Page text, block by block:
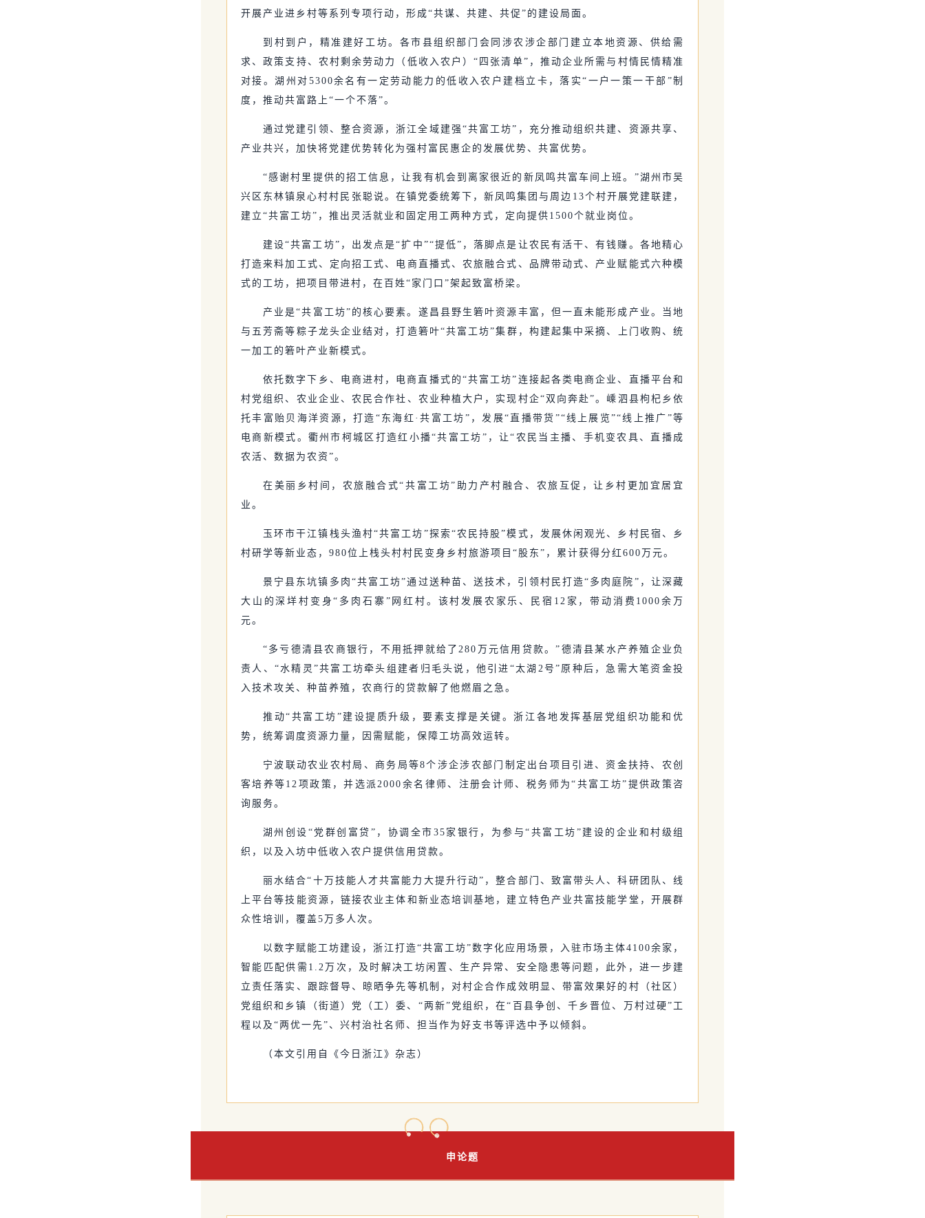
开展产业进乡村等系列专项行动，形成“共谋、共建、共促”的建设局面。
到村到户，精准建好工坊。各市县组织部门会同涉农涉企部门建立本地资源、供给需
求、政策支持、农村剩余劳动力（低收入农户）“四张清单”，推动企业所需与村情民情精准
对接。湖州对5300余名有一定劳动能力的低收入农户建档立卡，落实“一户一策一干部”制
度，推动共富路上“一个不落”。
通过党建引领、整合资源，浙江全域建强“共富工坊”，充分推动组织共建、资源共享、
产业共兴，加快将党建优势转化为强村富民惠企的发展优势、共富优势。
“感谢村里提供的招工信息，让我有机会到离家很近的新凤鸣共富车间上班。”湖州市吴
兴区东林镇泉心村村民张聪说。在镇党委统筹下，新凤鸣集团与周边13个村开展党建联建，
建立“共富工坊”，推出灵活就业和固定用工两种方式，定向提供1500个就业岗位。
建设“共富工坊”，出发点是“扩中”“提低”，落脚点是让农民有活干、有钱赚。各地精心
打造来料加工式、定向招工式、电商直播式、农旅融合式、品牌带动式、产业赋能式六种模
式的工坊，把项目带进村，在百姓“家门口”架起致富桥梁。
产业是“共富工坊”的核心要素。遂昌县野生箬叶资源丰富，但一直未能形成产业。当地
与五芳斋等粽子龙头企业结对，打造箬叶“共富工坊”集群，构建起集中采摘、上门收购、统
一加工的箬叶产业新模式。
依托数字下乡、电商进村，电商直播式的“共富工坊”连接起各类电商企业、直播平台和
村党组织、农业企业、农民合作社、农业种植大户，实现村企“双向奔赴”。嵊泗县枸杞乡依
托丰富贻贝海洋资源，打造“东海红·共富工坊”，发展“直播带货”“线上展览”“线上推广”等
电商新模式。衢州市柯城区打造红小播“共富工坊”，让“农民当主播、手机变农具、直播成
农活、数据为农资”。
在美丽乡村间，农旅融合式“共富工坊”助力产村融合、农旅互促，让乡村更加宜居宜
业。
玉环市干江镇栈头渔村“共富工坊”探索“农民持股”模式，发展休闲观光、乡村民宿、乡
村研学等新业态，980位上栈头村村民变身乡村旅游项目“股东”，累计获得分红600万元。
景宁县东坑镇多肉“共富工坊”通过送种苗、送技术，引领村民打造“多肉庭院”，让深藏
大山的深垟村变身“多肉石寨”网红村。该村发展农家乐、民宿12家，带动消费1000余万
元。
“多亏德清县农商银行，不用抵押就给了280万元信用贷款。”德清县某水产养殖企业负
责人、“水精灵”共富工坊牵头组建者归毛头说，他引进“太湖2号”原种后，急需大笔资金投
入技术攻关、种苗养殖，农商行的贷款解了他燃眉之急。
推动“共富工坊”建设提质升级，要素支撑是关键。浙江各地发挥基层党组织功能和优
势，统筹调度资源力量，因需赋能，保障工坊高效运转。
宁波联动农业农村局、商务局等8个涉企涉农部门制定出台项目引进、资金扶持、农创
客培养等12项政策，并选派2000余名律师、注册会计师、税务师为“共富工坊”提供政策咨
询服务。
湖州创设“党群创富贷”，协调全市35家银行，为参与“共富工坊”建设的企业和村级组
织，以及入坊中低收入农户提供信用贷款。
丽水结合“十万技能人才共富能力大提升行动”，整合部门、致富带头人、科研团队、线
上平台等技能资源，链接农业主体和新业态培训基地，建立特色产业共富技能学堂，开展群
众性培训，覆盖5万多人次。
以数字赋能工坊建设，浙江打造“共富工坊”数字化应用场景，入驻市场主体4100余家，
智能匹配供需1.2万次，及时解决工坊闲置、生产异常、安全隐患等问题，此外，进一步建
立责任落实、跟踪督导、晾晒争先等机制，对村企合作成效明显、带富效果好的村（社区）
党组织和乡镇（街道）党（工）委、“两新”党组织，在“百县争创、千乡晋位、万村过硬”工
程以及“两优一先”、兴村治社名师、担当作为好支书等评选中予以倾斜。
（本文引用自《今日浙江》杂志）
申论题